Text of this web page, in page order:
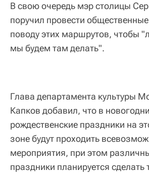
В свою очередь мэр столицы
поручил провести
поводу этих маршрутов, чтобы
мы будем там делать".
Глава департамента культуры
Капков добавил, что в
рождественские праздники на
зоне будут проходить
мероприятия, при этом
праздники планируется сделать